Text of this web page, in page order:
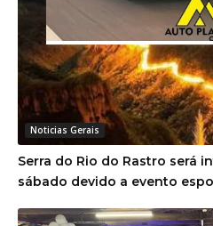
Noticias Gerais
Serra do Rio do Rastro será
sábado devido a evento